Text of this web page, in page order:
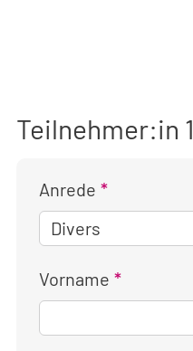
Teilnehmer:in 1
Anrede
Vorname